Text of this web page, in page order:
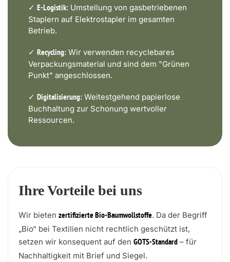
✓ E-Logistik: Umstellung von gasbetriebenen
Staplern auf Elektrostapler im gesamten
Betrieb.
✓ Recycling: Wir verwenden recyclebares
Verpackungsmaterial und sind dem "Grünen
Punkt" angeschlossen.
✓ Digitalisierung: Weitestgehend papierlose
Buchhaltung zur Schonung wertvoller
Ressourcen.
Ihre Vorteile bei uns
Wir bieten zertifizierte Bio-Baumwollstoffe. Da der Begriff
„Bio“ bei Textilien nicht rechtlich geschützt ist,
setzen wir konsequent auf den GOTS-Standard – für
Nachhaltigkeit mit Brief und Siegel.